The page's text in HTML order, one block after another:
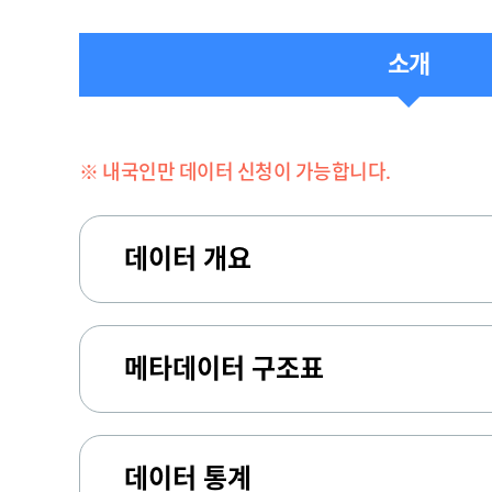
소개
※ 내국인만 데이터 신청이 가능합니다.
데이터 개요
메타데이터 구조표
데이터 통계